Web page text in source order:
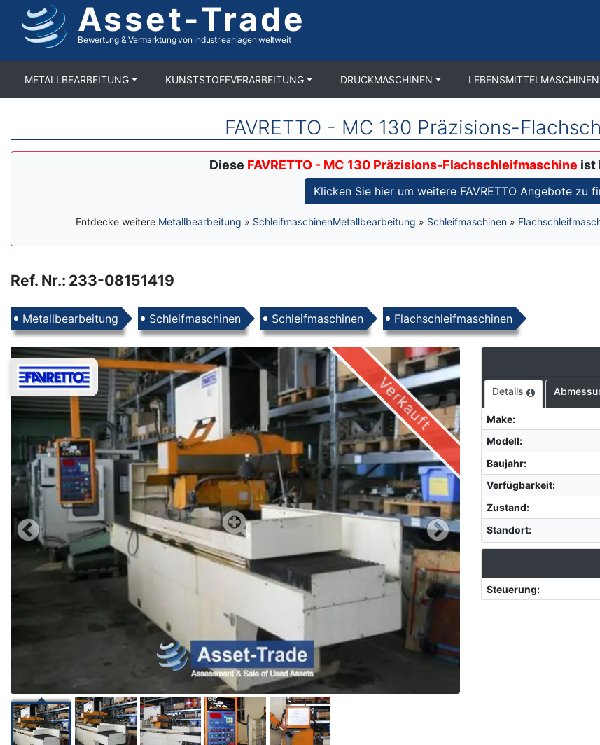
Asset-Trade
Bewertung & Vermarktung von Industrieanlagen weltweit
METALLBEARBEITUNG KUNSTSTOFFVERARBEITUNG DRUCKMASCHINEN
FAVRETTO - MC 130 Präzisions-
Diese FAVRETTO - MC 130 Präzisions-Flachschleifmaschine ist
Klicken Sie hier um weitere FAVRETTO Angebote zu
Entdecke weitere Metallbearbeitung » SchleifmaschinenMetallbearbeitung » Schleifmaschinen »
Ref. Nr.: 233-08151419
Produkte
Metallbearbeitung Schleifmaschinen Schleifmaschinen Flachschleifmaschinen
Images
Verkauft Details
Make:
Modell:
Baujahr:
Verfügbarkeit:
Zustand:
Standort:
Steuerung: